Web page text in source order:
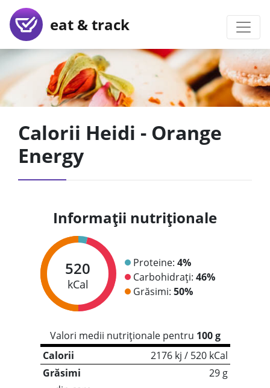
eat & track
Calorii Heidi - Orange
Energy
Informații nutriționale
520
kCal
Proteine: 4%
Carbohidrați: 46%
Grăsimi: 50%
Valori medii nutriționale pentru 100 g
Calorii
2176 kj / 520 kCal
Grăsimi
29 g